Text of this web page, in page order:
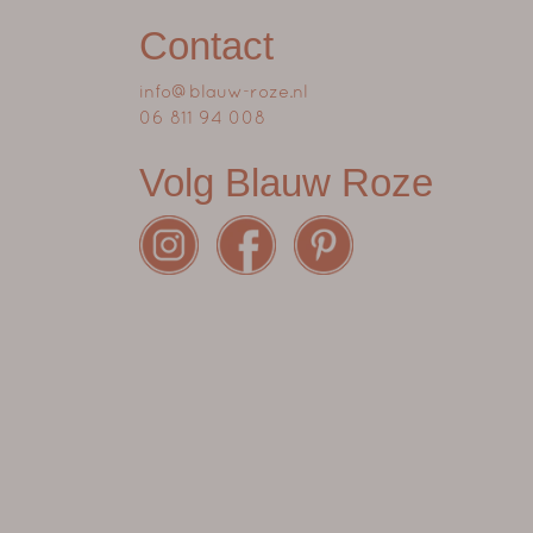
Contact
info@blauw-roze.nl
06 811 94 008
Volg Blauw Roze